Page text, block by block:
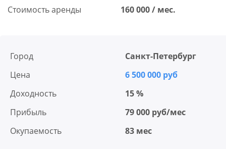
Стоимость аренды
160 000 / мес.
Город
Санкт-Петербург
Цена
6 500 000 руб
Доходность
15 %
Прибыль
79 000 руб/мес
Окупаемость
83 мес